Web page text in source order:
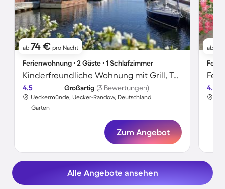
ab 74 € pro Nacht
Ferienwohnung ∙ 2 Gäste ∙ 1 Schlafzimmer
Kinderfreundliche Wohnung mit Grill, Terrasse und Garten
4.5 Großartig (3 Bewertungen)
Ueckermünde, Uecker-Randow, Deutschland
Garten
Zum Angebot
ab
4.4
Alle Angebote ansehen